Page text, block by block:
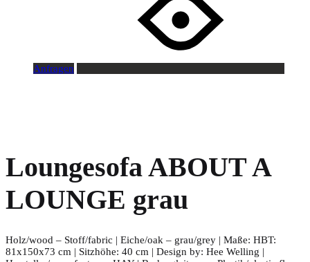
Anfragen
Loungesofa ABOUT A
LOUNGE grau
Holz/wood – Stoff/fabric | Eiche/oak – grau/grey | Maße: HBT:
81x150x73 cm | Sitzhöhe: 40 cm | Design by: Hee Welling |